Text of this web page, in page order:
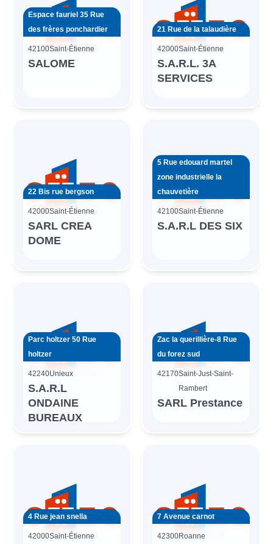
Espace fauriel 35 Rue
des frères ponchardier
42100Saint-Étienne
SALOME
21 Rue de la talaudière
42000Saint-Étienne
S.A.R.L. 3A
SERVICES
22 Bis rue bergson
42000Saint-Étienne
SARL CREA
DOME
5 Rue edouard martel
zone industrielle la
chauvetière
42100Saint-Étienne
S.A.R.L DES SIX
Parc holtzer 50 Rue
holtzer
42240Unieux
S.A.R.L
ONDAINE
BUREAUX
Zac la querillière-8 Rue
du forez sud
42170Saint-Just-Saint-
Rambert
SARL Prestance
4 Rue jean snella
42000Saint-Étienne
7 Avenue carnot
42300Roanne